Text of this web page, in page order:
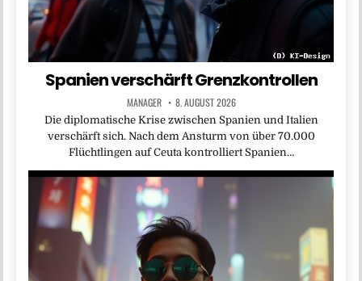
Spanien verschärft Grenzkontrollen
MANAGER 8. AUGUST 2026
Die diplomatische Krise zwischen Spanien und Italien
verschärft sich. Nach dem Ansturm von über 70.000
Flüchtlingen auf Ceuta kontrolliert Spanien…